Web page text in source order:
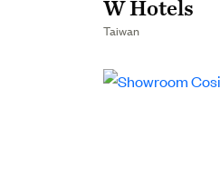
W Hotels
Taiwan